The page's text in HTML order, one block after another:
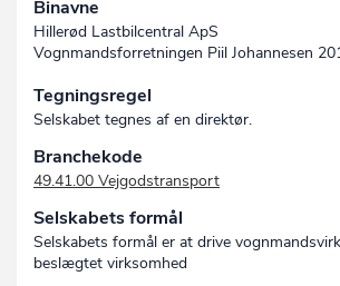
Binavne
Hillerød Lastbilcentral ApS
Vognmandsforretningen Piil Johannesen
Tegningsregel
Selskabet tegnes af en direktør.
Branchekode
49.41.00 Vejgodstransport
Selskabets formål
Selskabets formål er at drive
beslægtet virksomhed